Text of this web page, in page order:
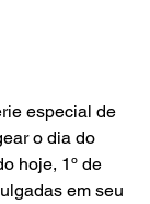
especial de
o dia do
hoje, 1º de
em seu